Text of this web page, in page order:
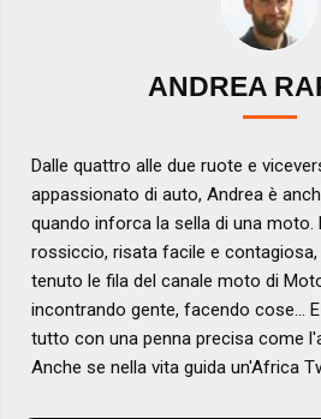
ANDREA
Dalle quattro alle due ruote e
appassionato di auto, Andrea è
quando inforca la sella di una moto.
rossiccio, risata facile e
tenuto le fila del canale moto di
incontrando gente, facendo cose...
tutto con una penna precisa come
Anche se nella vita guida un'Africa